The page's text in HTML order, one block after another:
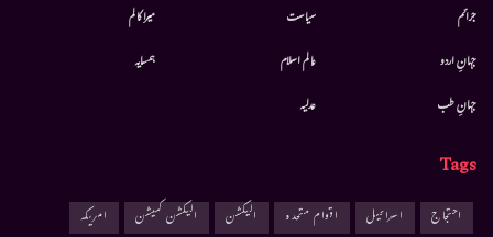
جرائم
جہانِ اردو
جہانِ طب
سیاست
عالم اسلام
عدلیہ
میرا کالم
ہمسایہ
Tags
احتجاج اسرائیل اقوام متحدہ الیکشن الیکشن کمیشن
امریکہ